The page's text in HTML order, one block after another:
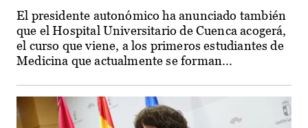
El presidente autonómico ha anunciado también
que el Hospital Universitario de Cuenca acogerá,
el curso que viene, a los primeros estudiantes de
Medicina que actualmente se forman...